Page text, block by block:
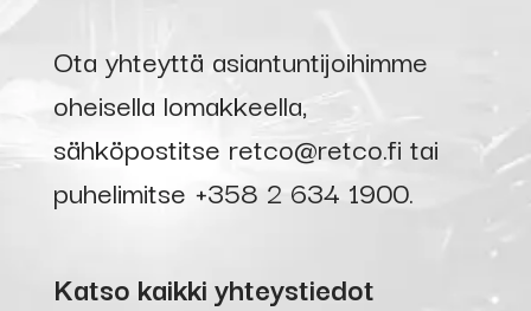
Ota yhteyttä asiantuntijoihimme
oheisella lomakkeella,
sähköpostitse retco@retco.fi tai
puhelimitse +358 2 634 1900.
Katso kaikki yhteystiedot